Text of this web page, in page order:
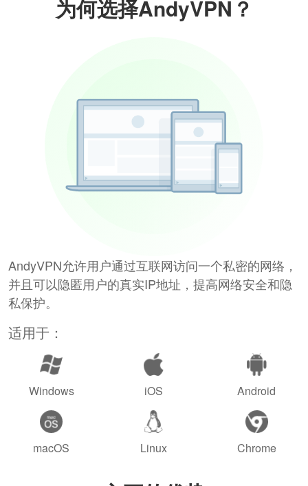
为何选择AndyVPN？
AndyVPN允许用户通过互联网访问一个私密的网络，
并且可以隐匿用户的真实IP地址，提高网络安全和隐
私保护。
适用于：
Windows iOS Android
macOS Linux Chrome